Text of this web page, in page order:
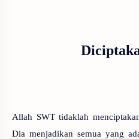
Allah SWT tidaklah
Dia menjadikan semua yang